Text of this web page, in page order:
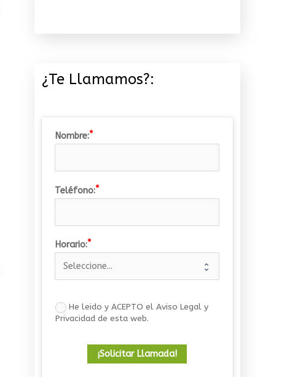
¿Te Llamamos?:
Nombre:
Teléfono:
Horario:
He leido y ACEPTO el Aviso Legal y
Privacidad de esta web.
¡Solicitar Llamada!